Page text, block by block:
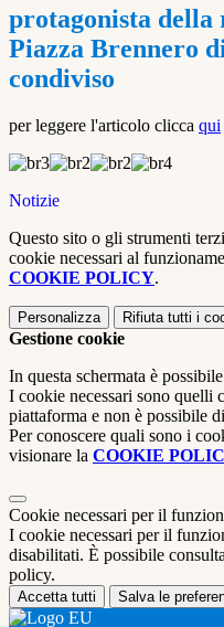
protagonista della
Piazza Brennero
condiviso
per leggere l'articolo clicca qui
Notizie
Questo sito o gli strumenti
cookie necessari al
COOKIE POLICY.
Personalizza Rifiuta tutti i
Gestione cookie
In questa schermata è
I cookie necessari sono quelli
piattaforma e non è possibile
Per conoscere quali sono i
visionare la COOKIE
Cookie necessari per il
I cookie necessari per il
disabilitati. È possibile
policy.
Accetta tutti Salva le